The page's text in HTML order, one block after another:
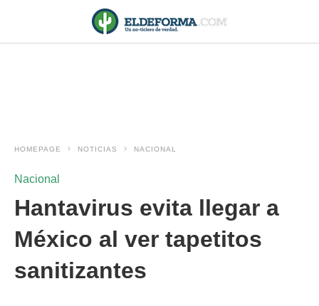
HOMEPAGE NOTICIAS NACIONAL
Nacional
Hantavirus evita llegar a
México al ver tapetitos
sanitizantes